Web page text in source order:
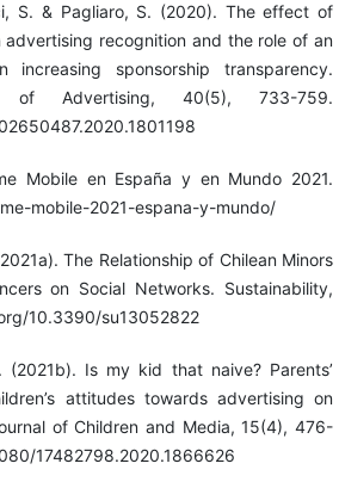
S. & Pagliaro, S. (2020). The effect of
recognition and the role of an
increasing sponsorship transparency.
of Advertising, 40(5), 733-759.
Mobile en España y en Mundo 2021.
mobile-2021-espana-y-mundo/
The Relationship of Chilean Minors
on Social Networks. Sustainability,
10.3390/su13052822
(2021b). Is my kid that naive? Parents’
attitudes towards advertising on
of Children and Media, 15(4), 476-
17482798.2020.1866626